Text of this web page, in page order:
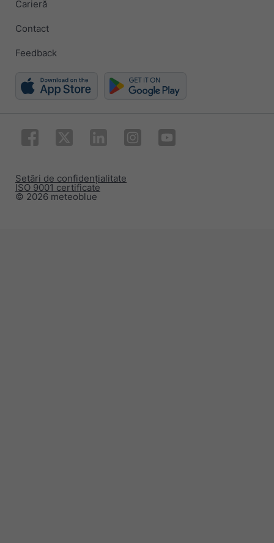
Carieră
Contact
Feedback
© 2026 meteoblue
ISO 9001 certificate
Setări de confidențialitate